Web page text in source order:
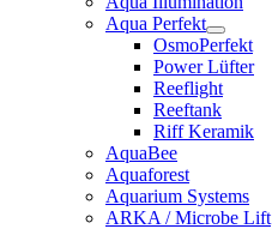
Aqua Perfekt
OsmoPerfekt
Power Lüfter
Reeflight
Reeftank
Riff Keramik
AquaBee
Aquaforest
Aquarium Systems
ARKA / Microbe Lift